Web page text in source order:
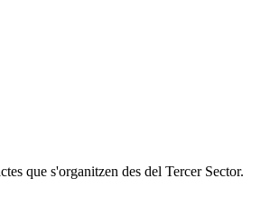
que s'organitzen des del Tercer Sector.